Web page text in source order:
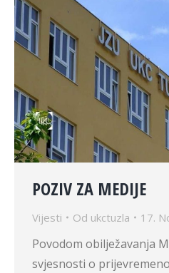
POZIV ZA MEDIJE
Vijesti Od ukctuzla 17.
Povodom obilježavanja
svjesnosti o